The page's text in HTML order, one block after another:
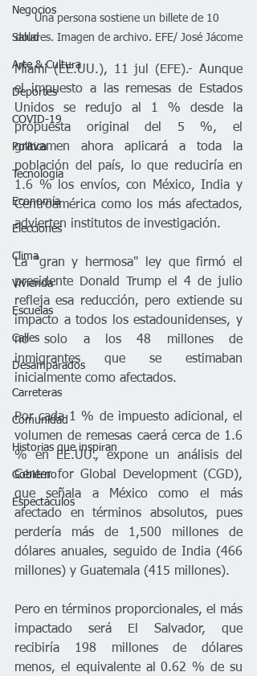
Negocios
Salud
Arte & Cultura
Deportes
COVID-19
Política
Tecnología
Economía
Elecciones
Clima
Vivienda
Escuelas
Calles
Desamparados
Carreteras
Comunidad
Historias que inspiran
Gobierno
Espectáculos
Una persona sostiene un billete de 10
dolares. Imagen de archivo. EFE/ José Jácome
Miami (EE.UU.), 11 jul (EFE).- Aunque
el impuesto a las remesas de Estados
Unidos se redujo al 1 % desde la
propuesta original del 5 %, el
gravamen ahora aplicará a toda la
población del país, lo que reduciría en
1.6 % los envíos, con México, India y
Centroamérica como los más afectados,
advierten institutos de investigación.
La "gran y hermosa" ley que firmó el
presidente Donald Trump el 4 de julio
refleja esa reducción, pero extiende su
impacto a todos los estadounidenses, y
no solo a los 48 millones de
inmigrantes que se estimaban
inicialmente como afectados.
Por cada 1 % de impuesto adicional, el
volumen de remesas caerá cerca de 1.6
% en EE.UU., expone un análisis del
Center for Global Development (CGD),
que señala a México como el más
afectado en términos absolutos, pues
perdería más de 1,500 millones de
dólares anuales, seguido de India (466
millones) y Guatemala (415 millones).
Pero en términos proporcionales, el más
impactado será El Salvador, que
recibiría 198 millones de dólares
menos, el equivalente al 0.62 % de su